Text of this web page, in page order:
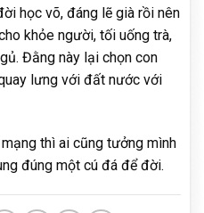
học võ, đáng lẽ già rồi nên
khỏe người, tối uống trà,
Đằng này lại chọn con
lưng với đất nước với
thì ai cũng tưởng mình
đúng một cú đá để đời.